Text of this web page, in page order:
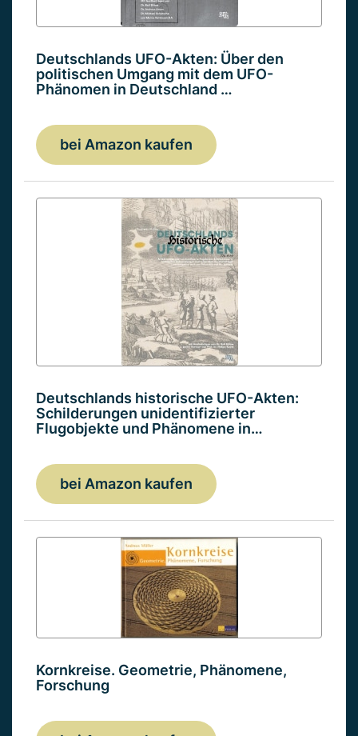
Deutschlands UFO-Akten: Über den
politischen Umgang mit dem UFO-
Phänomen in Deutschland …
bei Amazon kaufen
Deutschlands historische UFO-Akten:
Schilderungen unidentifizierter
Flugobjekte und Phänomene in…
bei Amazon kaufen
Kornkreise. Geometrie, Phänomene,
Forschung